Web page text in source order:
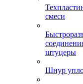
смеси
штуцеры
Шнур